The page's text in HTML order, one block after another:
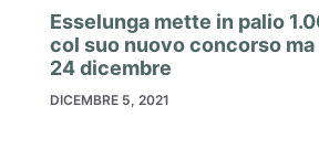
Esselunga mette in palio
col suo nuovo concorso
24 dicembre
DICEMBRE 5, 2021